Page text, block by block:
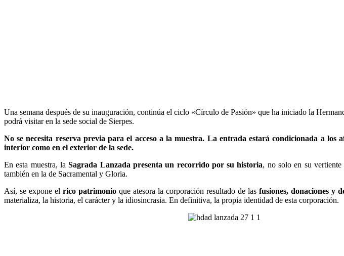
Una semana después de su inauguración, continúa el ciclo «Círculo de Pasión» que ha iniciado la
podrá visitar en la sede social de Sierpes.
No se necesita reserva previa para el acceso a la muestra. La entrada estará condicionada a
interior como en el exterior de la sede.
En esta muestra, la Sagrada Lanzada presenta un recorrido por su historia, no solo en su vertiente
también en la de Sacramental y Gloria.
Así, se expone el rico patrimonioque atesora la corporación resultado de las fusiones, donaciones y
materializa, la historia, el carácter y la idiosincrasia. En definitiva, la propia identidad de esta corporación.